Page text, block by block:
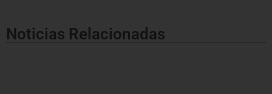
Noticias Relacionadas